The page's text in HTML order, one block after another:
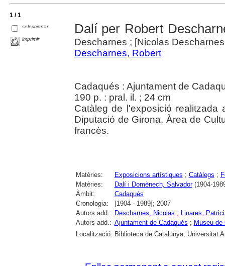
1 / 1
seleccionar
imprimir
Dalí per Robert
Descharnes ; [Nicolas
Descharnes, Robert
Cadaqués : Ajuntament de
190 p. : pral. il. ; 24 cm
Catàleg de l'exposició
Diputació de Girona, Àrea de
francès.
Matèries: Exposicions artístiques ; Catàlegs ;
Matèries:
Dalí i Domènech, Salvador(1904-
Àmbit:
Cadaqués
Cronologia:
[1904 - 1989]; 2007
Autors add.: Descharnes, Nicolas ;
Linares,
Autors add.: Ajuntament de Cadaqués ; Museu de
Localització: Biblioteca de Catalunya; Universitat